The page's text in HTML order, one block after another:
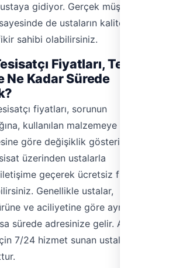
gidiyor. Gerçek müşteri
de ustaların kalitesi
sahibi olabilirsiniz.
Fiyatları, Teklif
Ne Kadar Sürede
fiyatları, sorunun
kullanılan malzemeye ve
göre değişiklik gösterir.
üzerinden ustalarla
geçerek ücretsiz fiyat
Genellikle ustalar,
ve aciliyetine göre aynı gün
sürede adresinize gelir. Acil
7/24 hizmet sunan ustalarımız